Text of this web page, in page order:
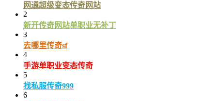
网通超级变态传奇网站
2
新开传奇网站单职业无补丁
3
去哪里传奇sf
4
手游单职业变态传奇
5
找私服传奇999
6